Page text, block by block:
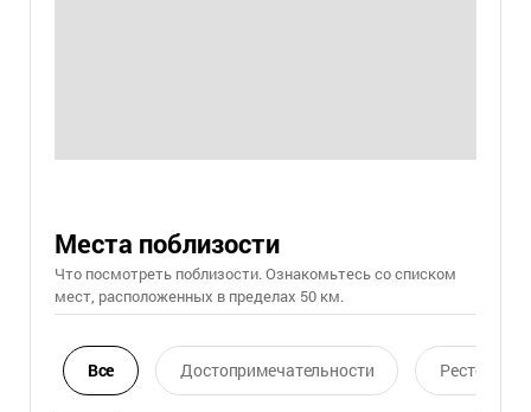
Места поблизости
Что посмотреть поблизости. Ознакомьтесь со списком
мест, расположенных в пределах 50 км.
Все Достопримечательности Ресторан